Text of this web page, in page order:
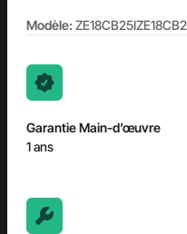
Modèle:
Garantie Main-d’œuvre
1 ans